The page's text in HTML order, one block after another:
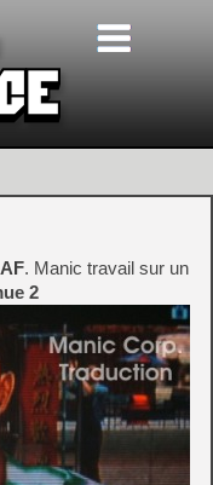
. Manic travail sur un
2